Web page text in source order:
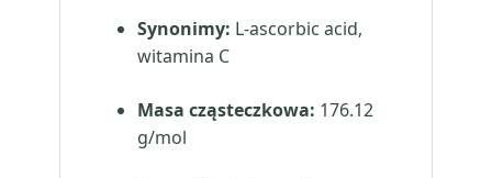
Synonimy: L-ascorbic acid,
witamina C
Masa cząsteczkowa: 176.12
g/mol